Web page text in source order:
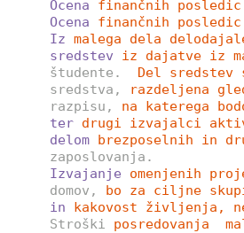
Ocena
finančnih posledic
Ocena
finančnih
Iz malega dela
sredstev
iz dajatve iz
študente.
Del sredstev
sredstva,
razdeljena
razpisu,
na katerega
ter drugi izvajalci
delom brezposelnih in
zaposlovanja.
Izvajanje
omenjenih
domov,
bo za ciljne
in
kakovost življenja,
Stroški
posredovanja